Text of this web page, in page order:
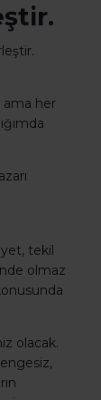
ama her
tekil
olmaz
olacak.